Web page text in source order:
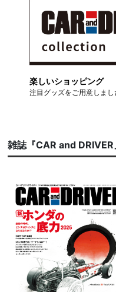
楽しいショッピング
注目グッズをご用意しまし
雑誌『CAR and